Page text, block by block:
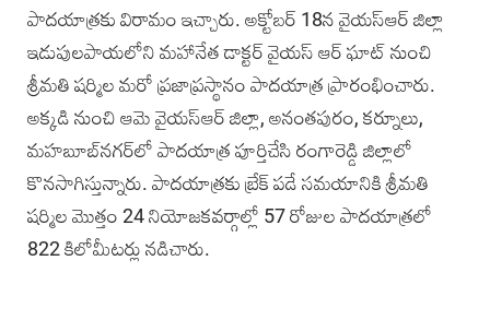
పాదయాత్రకు విరామం ఇచ్చారు. అక్టోబర్‌ 18న వైయస్‌ఆర్‌ జిల్లా
ఇడుపులపాయలోని మహానేత డాక్టర్‌ వైయస్‌ ఆర్‌ ఘాట్‌ నుంచి
శ్రీమతి షర్మిల మరో ప్రజాప్రస్థానం పాదయాత్ర ప్రారంభించారు.
అక్కడి నుంచి ఆమె వైయస్‌ఆర్‌ జిల్లా, అనంతపురం, కర్నూలు,
మహబూబ్‌నగర్‌లో పాదయాత్ర పూర్తిచేసి రంగారెడ్డి జిల్లాలో
కొనసాగిస్తున్నారు. పాదయాత్రకు బ్రేక్‌ పడే సమయానికి శ్రీమతి
షర్మిల మొత్తం 24 నియోజకవర్గాల్లో 57 రోజుల పాదయాత్రలో
822 కిలోమీటర్లు నడిచారు.